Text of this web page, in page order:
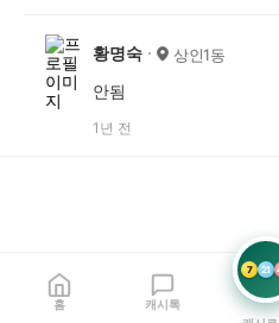
황명숙 상인1동
안됨
1년 전
홈 캐시톡
7 21